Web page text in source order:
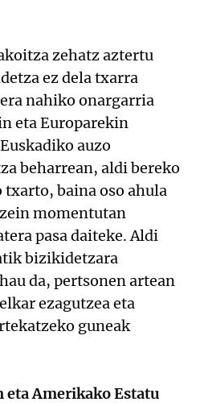
zehatz aztertu
ez dela txarra
nahiko onargarria
eta Europarekin
auzo
beharrean, aldi bereko
txarto, baina oso ahula
momentutan
pasa daiteke. Aldi
bizikidetzara
da, pertsonen artean
ezagutzea eta
guneak
eta Amerikako Estatu